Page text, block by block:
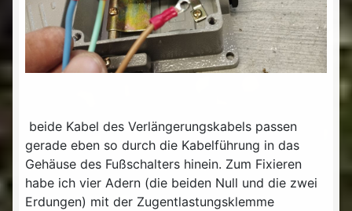
beide Kabel des Verlängerungskabels passen
gerade eben so durch die Kabelführung in das
Gehäuse des Fußschalters hinein. Zum Fixieren
habe ich vier Adern (die beiden Null und die zwei
Erdungen) mit der Zugentlastungsklemme